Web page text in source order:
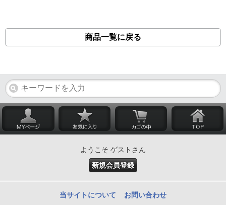
商品一覧に戻る
ようこそ ゲストさん
新規会員登録
当サイトについて お問い合わせ